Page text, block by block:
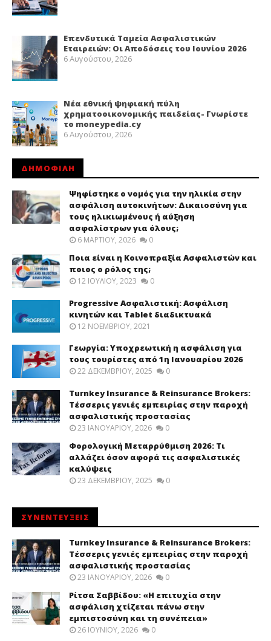
Επενδυτικά Ταμεία Ασφαλιστικών
Εταιρειών: Οι Αποδόσεις του Ιουνίου 2026
6 Αυγούστου, 2026
Νέα εθνική ψηφιακή πύλη
χρηματοοικονομικής παιδείας- Γνωρίστε
το moneypedia.cy
6 Αυγούστου, 2026
ΔΗΜΟΦΙΛΗ
Ψηφίστηκε ο νομός για την ηλικία στην
ασφάλιση αυτοκινήτων: Δικαιοσύνη για
τους ηλικιωμένους ή αύξηση
ασφαλίστρων για όλους;
6 ΜΑΡΤΊΟΥ, 2026 0
Ποια είναι η Κοινοπραξία Ασφαλιστών και
ποιος ο ρόλος της;
12 ΙΟΥΛΊΟΥ, 2023 0
Progressive Ασφαλιστική: Ασφάλιση
κινητών και Tablet διαδικτυακά
12 ΝΟΕΜΒΡΊΟΥ, 2021
Γεωργία: Υποχρεωτική η ασφάλιση για
τους τουρίστες από 1η Ιανουαρίου 2026
22 ΔΕΚΕΜΒΡΊΟΥ, 2025 0
Turnkey Insurance & Reinsurance Brokers:
Τέσσερις γενιές εμπειρίας στην παροχή
ασφαλιστικής προστασίας
23 ΙΑΝΟΥΑΡΊΟΥ, 2026 0
Φορολογική Μεταρρύθμιση 2026: Τι
αλλάζει όσον αφορά τις ασφαλιστικές
καλύψεις
23 ΔΕΚΕΜΒΡΊΟΥ, 2025 0
ΣΥΝΕΝΤΕΥΞΕΙΣ
Turnkey Insurance & Reinsurance Brokers:
Τέσσερις γενιές εμπειρίας στην παροχή
ασφαλιστικής προστασίας
23 ΙΑΝΟΥΑΡΊΟΥ, 2026 0
Ρίτσα Σαββίδου: «Η επιτυχία στην
ασφάλιση χτίζεται πάνω στην
εμπιστοσύνη και τη συνέπεια»
26 ΙΟΥΝΊΟΥ, 2026 0